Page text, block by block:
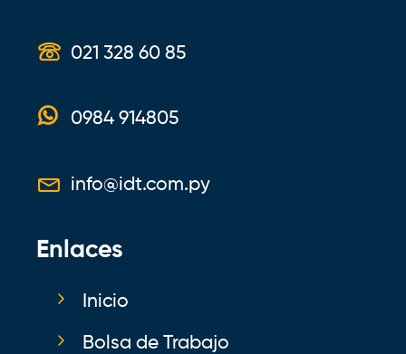
021 328 60 85
0984 914805
info@idt.com.py
Enlaces
Inicio
Bolsa de Trabajo